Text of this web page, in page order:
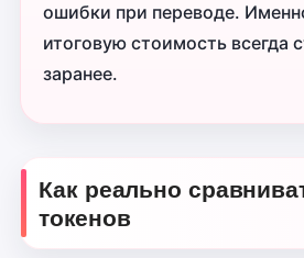
ошибки при переводе.
итоговую стоимость всегда
заранее.
Как реально
токенов